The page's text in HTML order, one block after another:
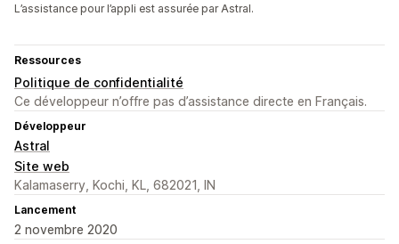
L’assistance pour l’appli est assurée par Astral.
Ressources
Politique de confidentialité
Ce développeur n’offre pas d’assistance directe en Français.
Développeur
Astral
Site web
Kalamaserry, Kochi, KL, 682021, IN
Lancement
2 novembre 2020